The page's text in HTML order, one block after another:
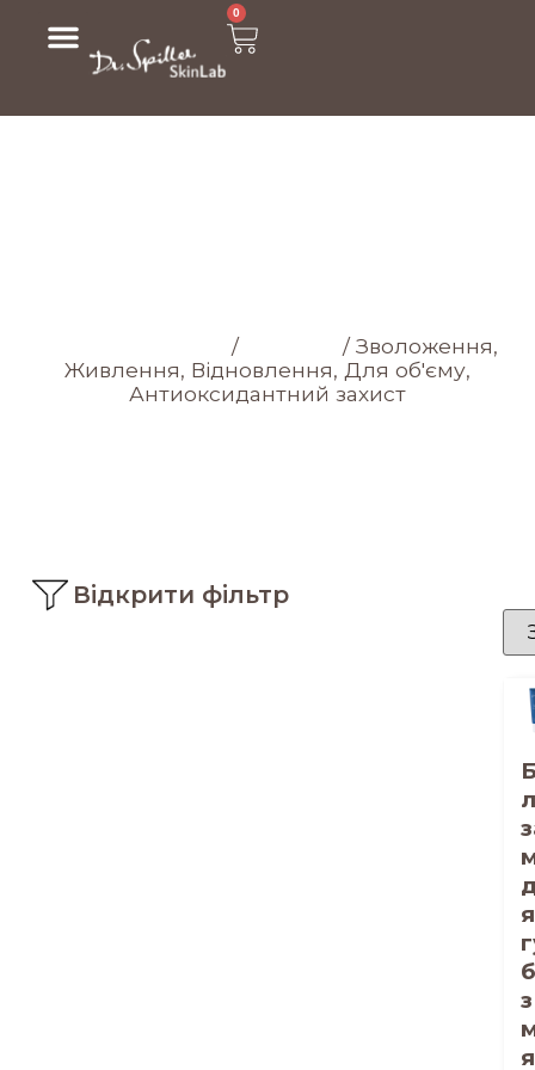
0
/ /Зволоження,
Живлення, Відновлення, Для об'єму,
Антиоксидантний захист
Відкрити фільтр
я
б
з